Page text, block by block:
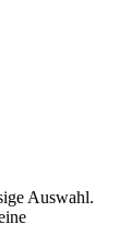
Auswahl.